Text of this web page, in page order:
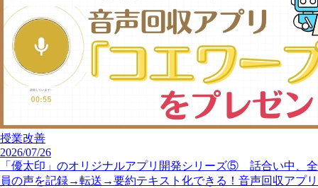
授業改善
2026/07/26
「優太印」のオリジナルアプリ開発シリーズ⑤ 話合い中、全
員の声を記録→転送→要約テキスト化できる！音声回収アプリ